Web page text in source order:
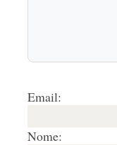
Email:
Nome: